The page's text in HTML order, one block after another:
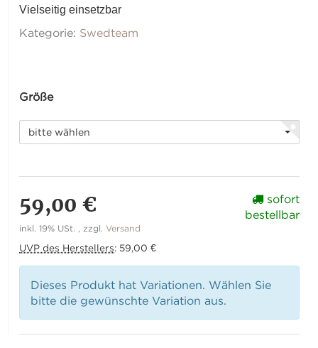
Vielseitig einsetzbar
Kategorie: Swedteam
Größe
bitte wählen
59,00 €
inkl. 19% USt. , zzgl.Versand
UVP des Herstellers: 59,00 €
sofort
bestellbar
Dieses Produkt hat Variationen. Wählen Sie
bitte die gewünschte Variation aus.